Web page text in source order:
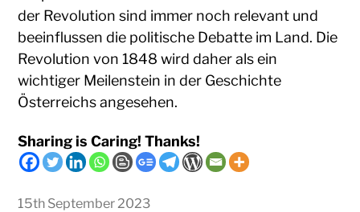
der Revolution sind immer noch relevant und
beeinflussen die politische Debatte im Land. Die
Revolution von 1848 wird daher als ein
wichtiger Meilenstein in der Geschichte
Österreichs angesehen.
Sharing is Caring! Thanks!
15th September 2023